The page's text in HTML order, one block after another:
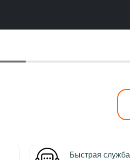
Быстрая служба